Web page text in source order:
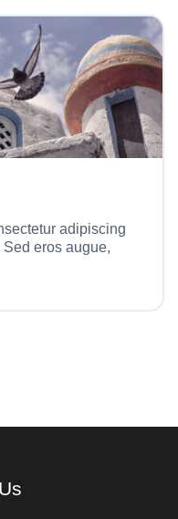
adipiscing
eros augue,